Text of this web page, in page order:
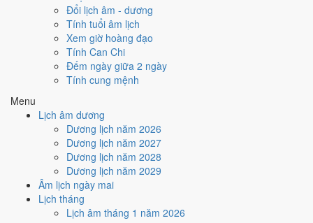
Đổi lịch âm - dương
Tính tuổi âm lịch
Xem giờ hoàng đạo
Tính Can Chi
Đếm ngày giữa 2 ngày
Tính cung mệnh
Menu
Lịch âm dương
Dương lịch năm 2026
Dương lịch năm 2027
Dương lịch năm 2028
Dương lịch năm 2029
Âm lịch ngày mai
Lịch tháng
Lịch âm tháng 1 năm 2026
Ngày Hoàng Đạo.
Cách tính ngày tốt
Ký hợp đồng - giao ước
/10Rất tốt
Ký hợp đồng - giao ước hôm nay ở
Trực Thâu, Sao Giác và Ngày Hoàng Đạo
Cách tính ngày tốt
🏗️
Động thổ - khởi công
Tốt
Động thổ - khởi công hôm nay ở
Hoàng Đạo.
Cách tính ngày tốt
🏡 Nhập trạch - vào nhà mới
Tốt